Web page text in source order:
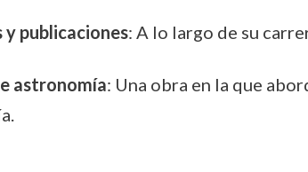
publicaciones: A lo largo de su
astronomía: Una obra en la que